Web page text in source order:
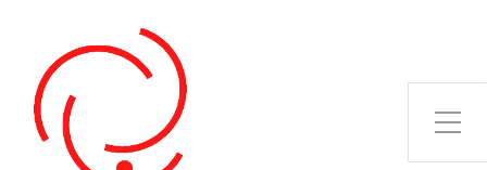
Attiva/disattiva il menu